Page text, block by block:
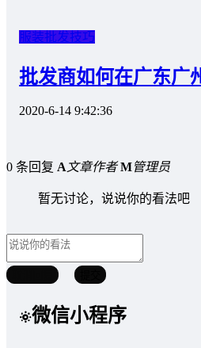
服装批发技巧
批发商如何在广东广
2020-6-14 9:42:36
0 条回复 A文章作者 M管理员
暂无讨论，说说你的看法吧
微信小程序